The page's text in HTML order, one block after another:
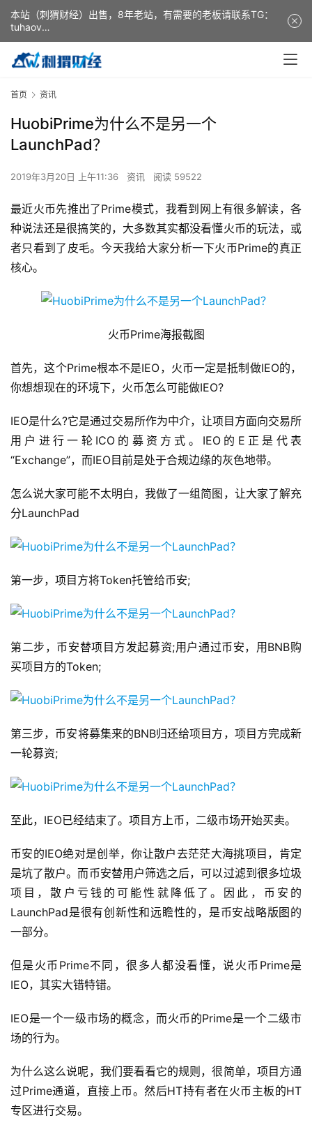
首页 资讯
HuobiPrime为什么不是另一个
LaunchPad？
2019年3月20日 上午11:36 资讯 阅读 59522
最近火币先推出了Prime模式，我看到网上有很多解读，各
种说法还是很搞笑的，大多数其实都没看懂火币的玩法，或
者只看到了皮毛。今天我给大家分析一下火币Prime的真正
核心。
火币Prime海报截图
首先，这个Prime根本不是IEO，火币一定是抵制做IEO的，
你想想现在的环境下，火币怎么可能做IEO?
IEO是什么?它是通过交易所作为中介，让项目方面向交易所
用户进行一轮ICO的募资方式。IEO的E正是代表
“Exchange”，而IEO目前是处于合规边缘的灰色地带。
怎么说大家可能不太明白，我做了一组简图，让大家了解充
分LaunchPad
第一步，项目方将Token托管给币安;
第二步，币安替项目方发起募资;用户通过币安，用BNB购
买项目方的Token;
第三步，币安将募集来的BNB归还给项目方，项目方完成新
一轮募资;
至此，IEO已经结束了。项目方上币，二级市场开始买卖。
币安的IEO绝对是创举，你让散户去茫茫大海挑项目，肯定
是坑了散户。而币安替用户筛选之后，可以过滤到很多垃圾
项目，散户亏钱的可能性就降低了。因此，币安的
LaunchPad是很有创新性和远瞻性的，是币安战略版图的
一部分。
但是火币Prime不同，很多人都没看懂，说火币Prime是
IEO，其实大错特错。
IEO是一个一级市场的概念，而火币的Prime是一个二级市
场的行为。
为什么这么说呢，我们要看看它的规则，很简单，项目方通
过Prime通道，直接上币。然后HT持有者在火币主板的HT
专区进行交易。
本站（刺猬财经）出售，8年老站，有需要的老板请联系TG：
tuhaov
This website (ciweicaijing) is for sale. It is a 8-year-old
website. If you need it, please contact TG: tuhaov